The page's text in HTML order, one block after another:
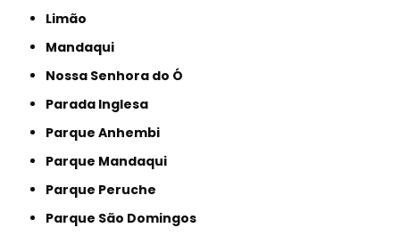
Limão
Mandaqui
Nossa Senhora do Ó
Parada Inglesa
Parque Anhembi
Parque Mandaqui
Parque Peruche
Parque São Domingos